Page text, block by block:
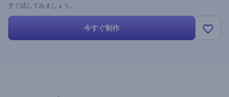
すぐ試してみましょう。
今すぐ制作